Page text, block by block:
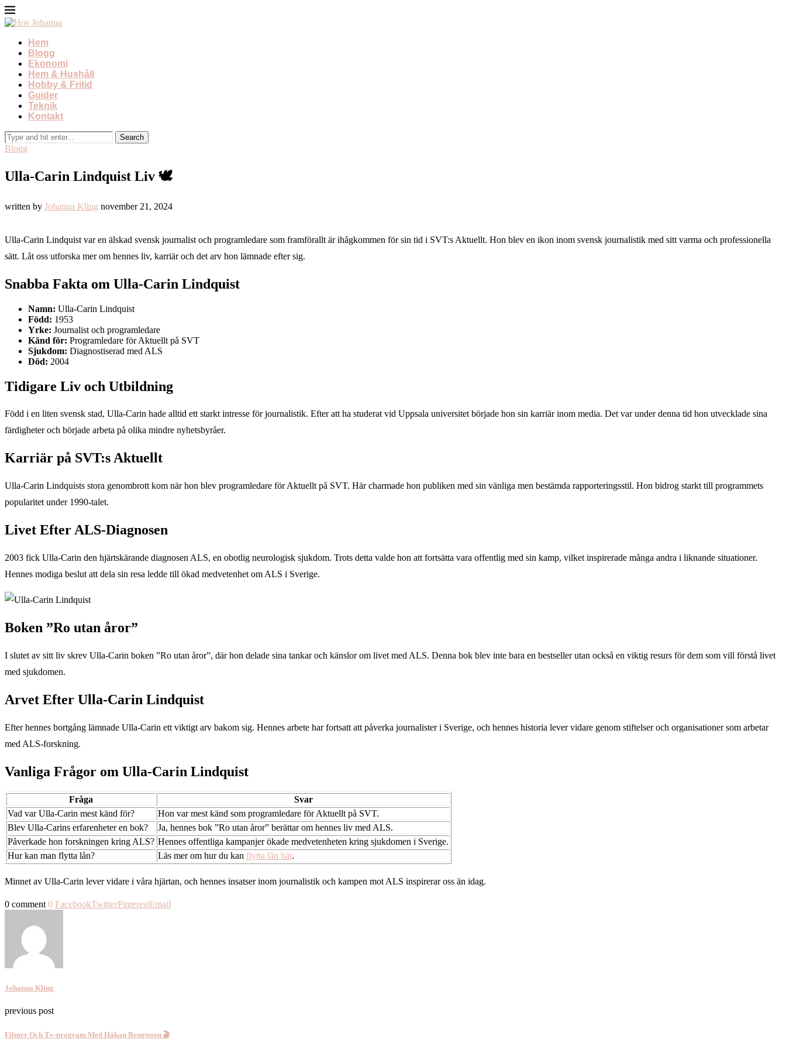
Hem
Blogg
Ekonomi
Hem & Hushåll
Hobby & Fritid
Guider
Teknik
Kontakt
Blogg
Ulla-Carin Lindquist Liv 🕊️
written by Johanna Kling november 21, 2024
Ulla-Carin Lindquist var en älskad svensk journalist och programledare som framförallt är ihågkommen för sin tid i SVT:s Aktuellt. Hon blev en ikon inom svensk journalistik med sitt varma och professionella
sätt. Låt oss utforska mer om hennes liv, karriär och det arv hon lämnade efter sig.
Snabba Fakta om Ulla-Carin Lindquist
Namn: Ulla-Carin Lindquist
Född: 1953
Yrke: Journalist och programledare
Känd för: Programledare för Aktuellt på SVT
Sjukdom: Diagnostiserad med ALS
Död: 2004
Tidigare Liv och Utbildning
Född i en liten svensk stad, Ulla-Carin hade alltid ett starkt intresse för journalistik. Efter att ha studerat vid Uppsala universitet började hon sin karriär inom media. Det var under denna tid hon utvecklade sina
färdigheter och började arbeta på olika mindre nyhetsbyråer.
Karriär på SVT:s Aktuellt
Ulla-Carin Lindquists stora genombrott kom när hon blev programledare för Aktuellt på SVT. Här charmade hon publiken med sin vänliga men bestämda rapporteringsstil. Hon bidrog starkt till programmets
popularitet under 1990-talet.
Livet Efter ALS-Diagnosen
2003 fick Ulla-Carin den hjärtskärande diagnosen ALS, en obotlig neurologisk sjukdom. Trots detta valde hon att fortsätta vara offentlig med sin kamp, vilket inspirerade många andra i liknande situationer.
Hennes modiga beslut att dela sin resa ledde till ökad medvetenhet om ALS i Sverige.
Boken ”Ro utan åror”
I slutet av sitt liv skrev Ulla-Carin boken ”Ro utan åror”, där hon delade sina tankar och känslor om livet med ALS. Denna bok blev inte bara en bestseller utan också en viktig resurs för dem som vill förstå livet
med sjukdomen.
Arvet Efter Ulla-Carin Lindquist
Efter hennes bortgång lämnade Ulla-Carin ett viktigt arv bakom sig. Hennes arbete har fortsatt att påverka journalister i Sverige, och hennes historia lever vidare genom stiftelser och organisationer som arbetar
med ALS-forskning.
Vanliga Frågor om Ulla-Carin Lindquist
Fråga
Svar
Vad var Ulla-Carin mest känd för?
Hon var mest känd som programledare för Aktuellt på SVT.
Blev Ulla-Carins erfarenheter en bok?
Ja, hennes bok ”Ro utan åror” berättar om hennes liv med ALS.
Påverkade hon forskningen kring ALS? Hennes offentliga kampanjer ökade medvetenheten kring sjukdomen i Sverige.
Hur kan man flytta lån?
Läs mer om hur du kan flytta lån här.
Minnet av Ulla-Carin lever vidare i våra hjärtan, och hennes insatser inom journalistik och kampen mot ALS inspirerar oss än idag.
0 comment 0 FacebookTwitterPinterestEmail
Johanna Kling
previous post
Filmer Och Tv-program Med Håkan Bengtsson 🎬